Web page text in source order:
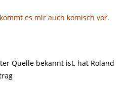
es mir auch komisch vor.
Quelle bekannt ist, hat Roland